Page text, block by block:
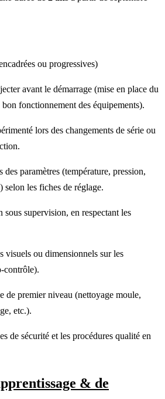
ou progressives)
avant le démarrage (mise en place du
fonctionnement des équipements).
lors des changements de série ou
des paramètres (température, pression,
selon les fiches de réglage.
supervision, en respectant les
visuels ou dimensionnels sur les
contrôle).
de premier niveau (nettoyage moule,
etc.).
de sécurité et les procédures qualité en
& de